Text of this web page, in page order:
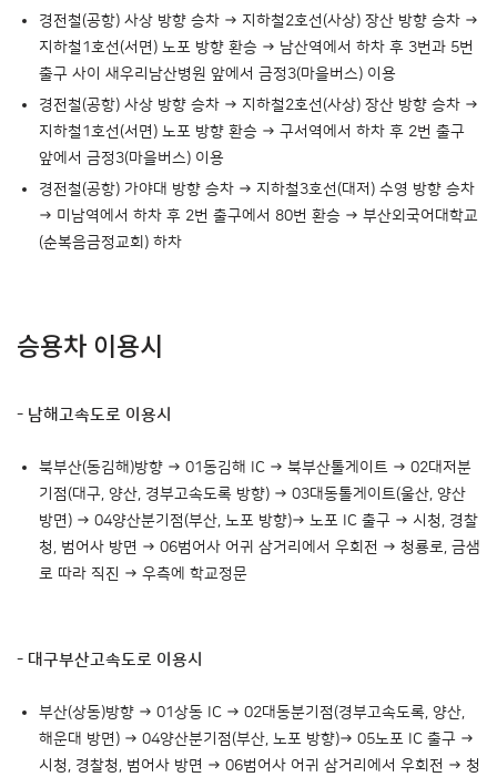
경전철(공항) 사상 방향 승차 → 지하철2호선(사상) 장산 방향 승차 →
지하철1호선(서면) 노포 방향 환승 → 남산역에서 하차 후 3번과 5번
출구 사이 새우리남산병원 앞에서 금정3(마을버스) 이용
경전철(공항) 사상 방향 승차 → 지하철2호선(사상) 장산 방향 승차 →
지하철1호선(서면) 노포 방향 환승 → 구서역에서 하차 후 2번 출구
앞에서 금정3(마을버스) 이용
경전철(공항) 가야대 방향 승차 → 지하철3호선(대저) 수영 방향 승차
→ 미남역에서 하차 후 2번 출구에서 80번 환승 → 부산외국어대학교
(순복음금정교회) 하차
승용차 이용시
- 남해고속도로 이용시
북부산(동김해)방향 → 01동김해 IC → 북부산톨게이트 → 02대저분
기점(대구, 양산, 경부고속도록 방향) → 03대동톨게이트(울산, 양산
방면) → 04양산분기점(부산, 노포 방향)→ 노포 IC 출구 → 시청, 경찰
청, 범어사 방면 → 06범어사 어귀 삼거리에서 우회전 → 청룡로, 금샘
로 따라 직진 → 우측에 학교정문
- 대구부산고속도로 이용시
부산(상동)방향 → 01상동 IC → 02대동분기점(경부고속도록, 양산,
해운대 방면) → 04양산분기점(부산, 노포 방향)→ 05노포 IC 출구 →
시청, 경찰청, 범어사 방면 → 06범어사 어귀 삼거리에서 우회전 → 청